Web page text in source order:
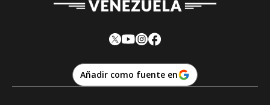
Añadir como fuente en